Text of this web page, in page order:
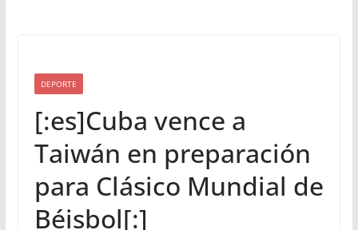
DEPORTE
[:es]Cuba vence a
Taiwán en preparación
para Clásico Mundial de
Béisbol[:]